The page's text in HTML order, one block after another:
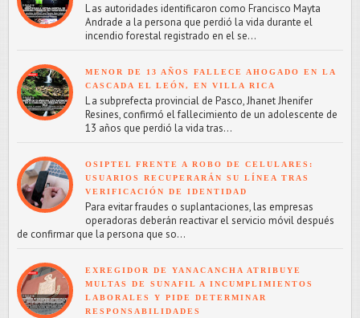
L as autoridades identificaron como Francisco Mayta
Andrade a la persona que perdió la vida durante el
incendio forestal registrado en el se...
MENOR DE 13 AÑOS FALLECE AHOGADO EN LA
CASCADA EL LEÓN, EN VILLA RICA
L a subprefecta provincial de Pasco, Jhanet Jhenifer
Resines, confirmó el fallecimiento de un adolescente de
13 años que perdió la vida tras...
OSIPTEL FRENTE A ROBO DE CELULARES:
USUARIOS RECUPERARÁN SU LÍNEA TRAS
VERIFICACIÓN DE IDENTIDAD
Para evitar fraudes o suplantaciones, las empresas
operadoras deberán reactivar el servicio móvil después
de confirmar que la persona que so...
EXREGIDOR DE YANACANCHA ATRIBUYE
MULTAS DE SUNAFIL A INCUMPLIMIENTOS
LABORALES Y PIDE DETERMINAR
RESPONSABILIDADES